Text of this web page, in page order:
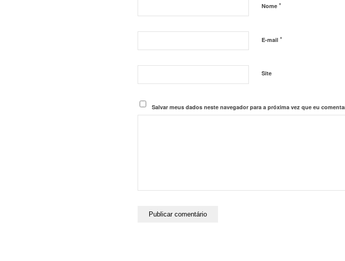
Nome *
E-mail *
Site
Salvar meus dados neste navegador para a próxima vez que eu